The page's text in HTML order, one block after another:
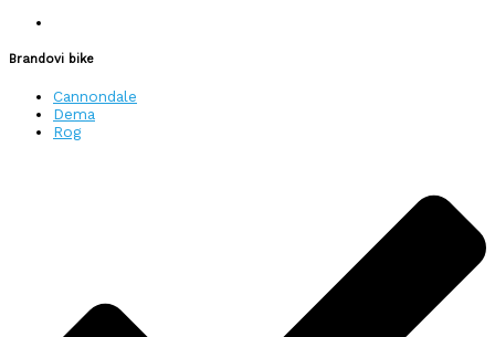
Brandovi bike
Cannondale
Dema
Rog